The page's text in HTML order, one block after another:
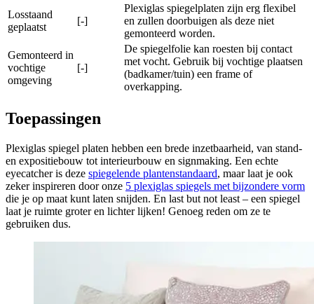
Losstaand
geplaatst
[-]
Plexiglas spiegelplaten zijn erg flexibel
en zullen doorbuigen als deze niet
gemonteerd worden.
Gemonteerd in
vochtige
omgeving
[-]
De spiegelfolie kan roesten bij contact
met vocht. Gebruik bij vochtige plaatsen
(badkamer/tuin) een frame of
overkapping.
Toepassingen
Plexiglas spiegel platen hebben een brede inzetbaarheid, van stand-
en expositiebouw tot interieurbouw en signmaking. Een echte
eyecatcher is deze spiegelende plantenstandaard, maar laat je ook
zeker inspireren door onze 5 plexiglas spiegels met bijzondere vorm
die je op maat kunt laten snijden. En last but not least – een spiegel
laat je ruimte groter en lichter lijken! Genoeg reden om ze te
gebruiken dus.